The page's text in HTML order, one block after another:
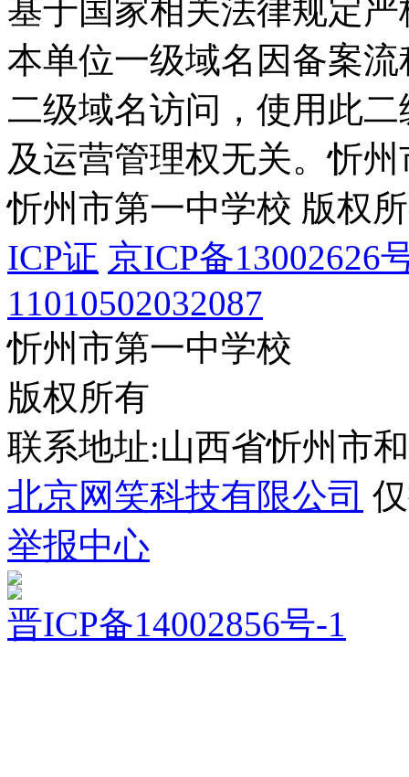
基于国家相关法律规定
本单位一级域名因备案
二级域名访问，使用此
及运营管理权无关。忻州
忻州市第一中学校 版权
ICP证 京ICP备13002626
11010502032087
忻州市第一中学校
版权所有
联系地址:山西省忻州市
北京网笑科技有限公司
举报中心
晋ICP备14002856号-1